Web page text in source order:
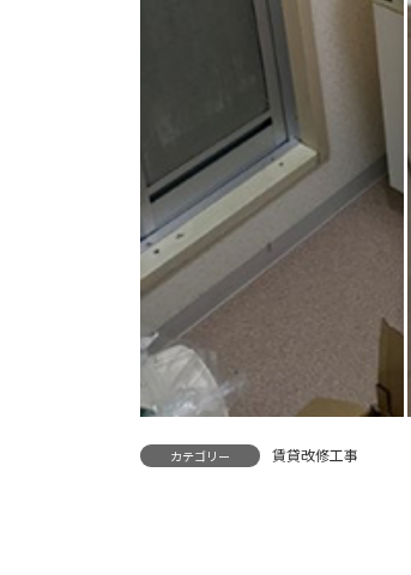
カテゴリー 賃貸改修工事